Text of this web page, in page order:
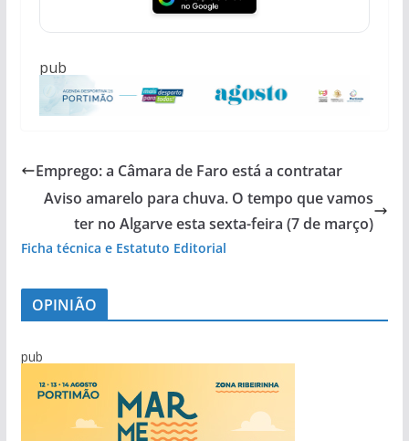
pub
Emprego: a Câmara de Faro está a contratar
Aviso amarelo para chuva. O tempo que vamos
ter no Algarve esta sexta-feira (7 de março)
Ficha técnica e Estatuto Editorial
OPINIÃO
pub